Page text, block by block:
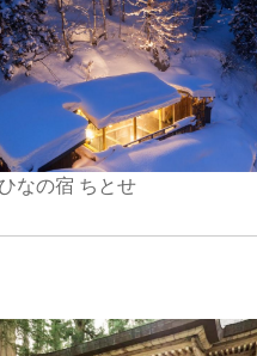
ひなの宿 ちとせ